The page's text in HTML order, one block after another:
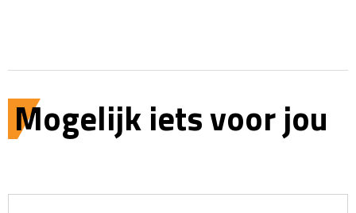
Mogelijk iets voor jou